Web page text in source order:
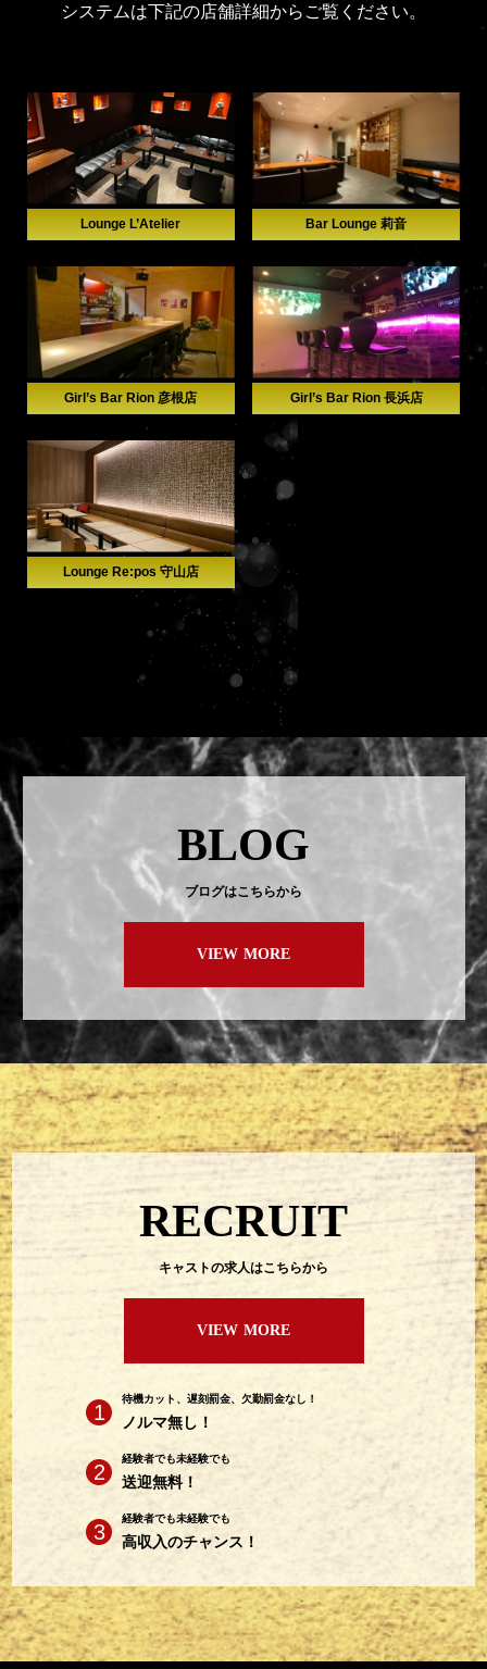
システムは下記の店舗詳細からご覧ください。
Lounge L’Atelier Bar Lounge 莉音
Girl’s Bar Rion 彦根店 Girl’s Bar Rion 長浜店
Lounge Re:pos 守山店
BLOG
ブログはこちらから
VIEW MORE
RECRUIT
キャストの求人はこちらから
VIEW MORE
待機カット、遅刻罰金、欠勤罰金なし！
ノルマ無し！
経験者でも未経験でも
送迎無料！
経験者でも未経験でも
高収入のチャンス！